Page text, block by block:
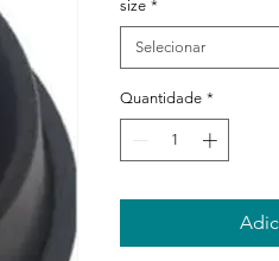
size *
Selecionar
Quantidade *